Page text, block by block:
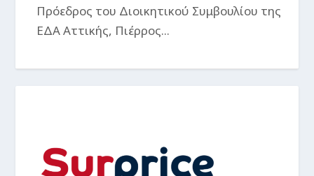
Πρόεδρος του Διοικητικού Συμβουλίου της
ΕΔΑ Αττικής, Πιέρρος...